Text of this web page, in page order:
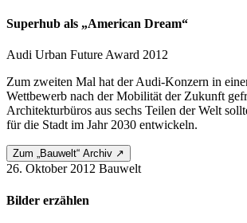
Superhub als „American Dream“
Audi Urban Future Award 2012
Zum zweiten Mal hat der Audi-Konzern in
Wettbewerb nach der Mobilität der Zukunft
Architekturbüros aus sechs Teilen der Welt
für die Stadt im Jahr 2030 entwickeln.
Zum „Bauwelt“ Archiv ↗
26. Oktober 2012 Bauwelt
Bilder erzählen